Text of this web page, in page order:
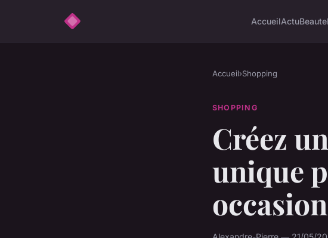
AccueilActuBeaute
Accueil›Shopping
SHOPPING
Créez
unique
occasion